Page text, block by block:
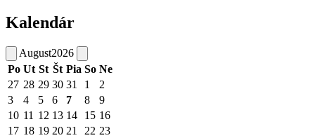
Kalendár
August2026
Po Ut St Št Pia So Ne
27 28 29 30 31 1
2
3
4 5 6 7 8
9
10 11 12 13 14 15 16
17 18 19 20 21 22 23